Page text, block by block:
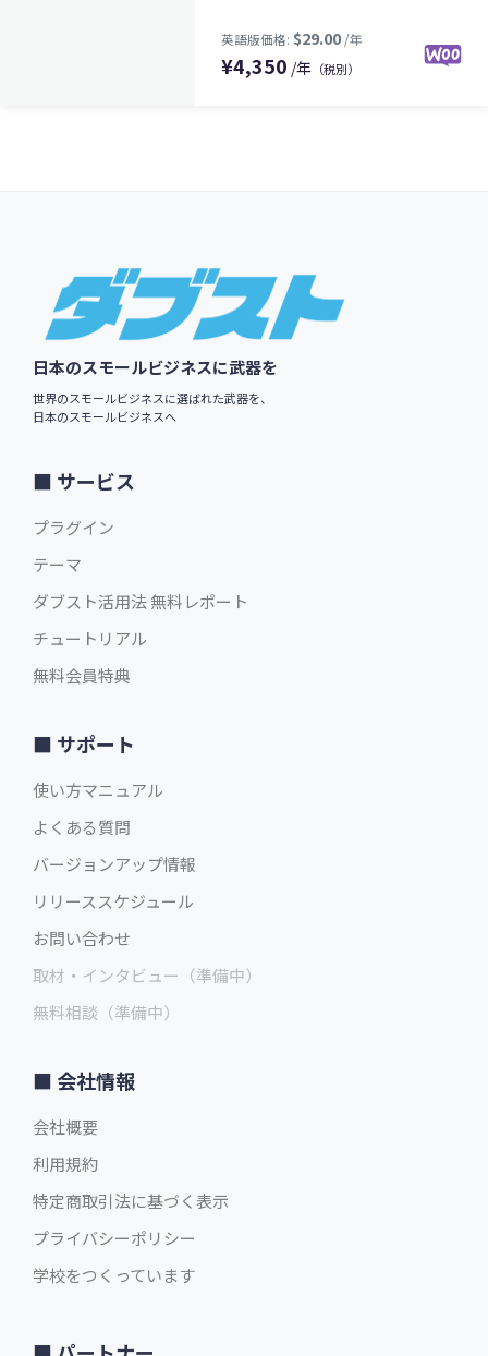
英語版価格:
¥4,350 /年 （税別）
Footer
日本のスモールビジネスに武器を
世界のスモールビジネスに選ばれた武器を、
日本のスモールビジネスへ
サービス
プラグイン
テーマ
ダブスト活用法 無料レポート
チュートリアル
無料会員特典
サポート
使い方マニュアル
よくある質問
バージョンアップ情報
リリーススケジュール
お問い合わせ
取材・インタビュー（準備中）
無料相談（準備中）
会社情報
会社概要
利用規約
特定商取引法に基づく表示
プライバシーポリシー
学校をつくっています